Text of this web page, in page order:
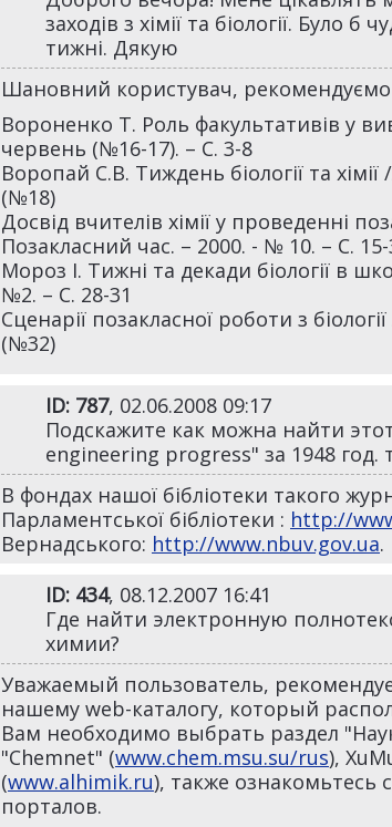
заходів з хімії та біології. Було
тижні. Дякую
Шановний користувач, рекомендуємо
Вороненко Т. Роль факультативів у
червень (№16-17). – С. 3-8
Воропай С.В. Тиждень біології та хімії
(№18)
Досвід вчителів хімії у проведенні
Позакласний час. – 2000. - № 10. – С.
Мороз І. Тижні та декади біології в
№2. – С. 28-31
Сценарії позакласної роботи з
(№32)
ID: 787, 02.06.2008 09:17
Подскажите как можна найти
engineering progress" за 1948
В фондах нашої бібліотеки такого
Парламентської бібліотеки : http://
Вернадського: http://www.nbuv.gov.ua.
ID: 434, 08.12.2007 16:41
Где найти электронную
химии?
Уважаемый пользователь,
нашему web-каталогу, который
Вам необходимо выбрать раздел
"Chemnet" (www.chem.msu.su/rus),
(www.alhimik.ru), также ознакомьтесь
порталов.